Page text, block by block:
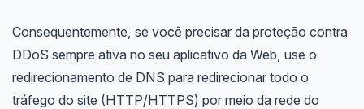
Consequentemente, se você precisar da proteção contra
DDoS sempre ativa no seu aplicativo da Web, use o
redirecionamento de DNS para redirecionar todo o
tráfego do site (HTTP/HTTPS) por meio da rede do